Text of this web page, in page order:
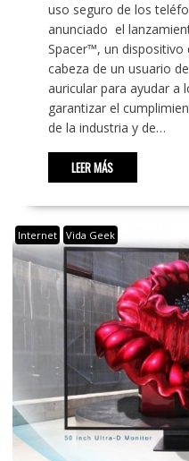
uso seguro de los
anunciado el
Spacer™, un dispositivo
cabeza de un usuario
auricular para ayudar a
garantizar el
de la industria y de…
LEER MÁS
Internet Vida Geek